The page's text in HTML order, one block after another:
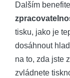
Dalším
tisku, jako je
dosáhnout
na to, zda jste
zvládnete